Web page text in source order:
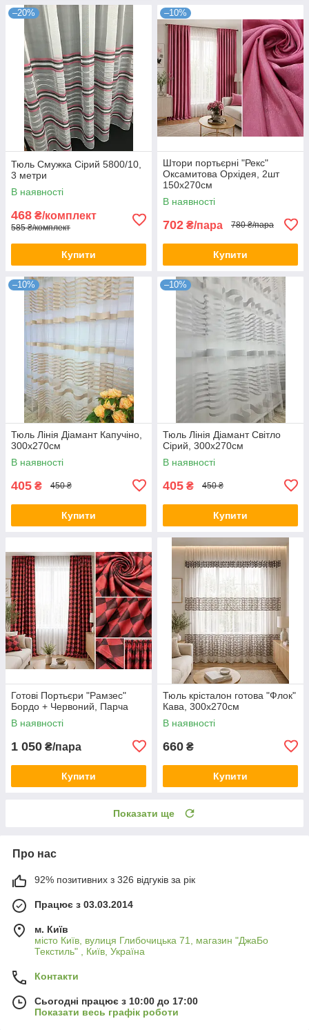
–20%
Тюль Смужка Сірий 5800/10,
3 метри
В наявності
468 ₴/комплект
585 ₴/комплект
Купити
–10%
Штори портьєрні "Рекс"
Оксамитова Орхідея, 2шт
150х270см
В наявності
702 ₴/пара 780 ₴/пара
Купити
–10%
Тюль Лінія Діамант Капучіно,
300х270см
В наявності
405 ₴ 450 ₴
Купити
–10%
Тюль Лінія Діамант Світло
Сірий, 300х270см
В наявності
405 ₴ 450 ₴
Купити
Готові Портьєри "Рамзес"
Бордо + Червоний, Парча
В наявності
1 050 ₴/пара
Купити
Тюль крісталон готова "Флок"
Кава, 300х270см
В наявності
660 ₴
Купити
Показати ще
Про нас
92% позитивних з 326 відгуків за рік
Працює з 03.03.2014
м. Київ
місто Київ, вулиця Глибочицька 71, магазин "ДжаБо
Текстиль" , Київ, Україна
Контакти
Сьогодні працює з 10:00 до 17:00
Показати весь графік роботи